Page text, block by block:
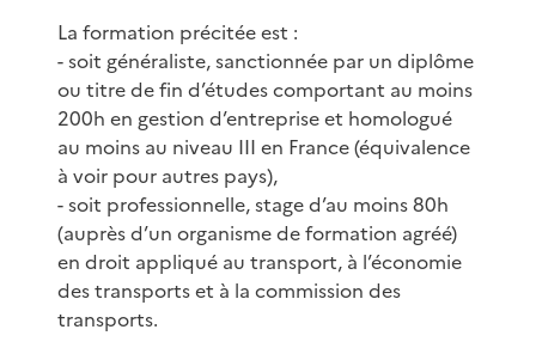
La formation précitée est :
- soit généraliste, sanctionnée par un diplôme
ou titre de fin d’études comportant au moins
200h en gestion d’entreprise et homologué
au moins au niveau III en France (équivalence
à voir pour autres pays),
- soit professionnelle, stage d’au moins 80h
(auprès d’un organisme de formation agréé)
en droit appliqué au transport, à l’économie
des transports et à la commission des
transports.